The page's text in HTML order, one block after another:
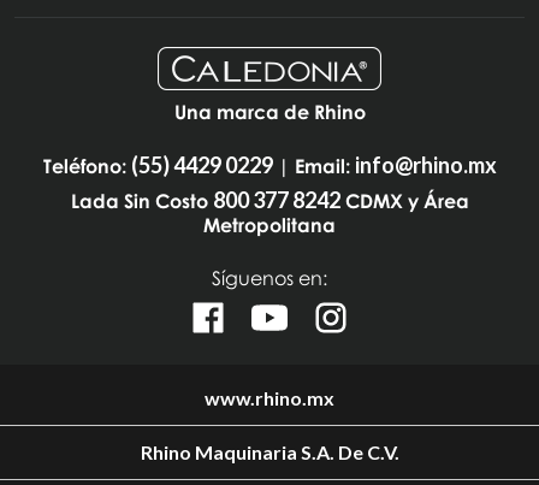
Una marca de Rhino
Teléfono: (55) 4429 0229| Email: info@rhino.mx
Lada Sin Costo 800 377 8242CDMX y Área
Metropolitana
Síguenos en:
www.rhino.mx
Rhino Maquinaria S.A. De C.V.